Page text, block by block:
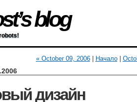
blog
« October 09, 2006| Начало|
дизайн